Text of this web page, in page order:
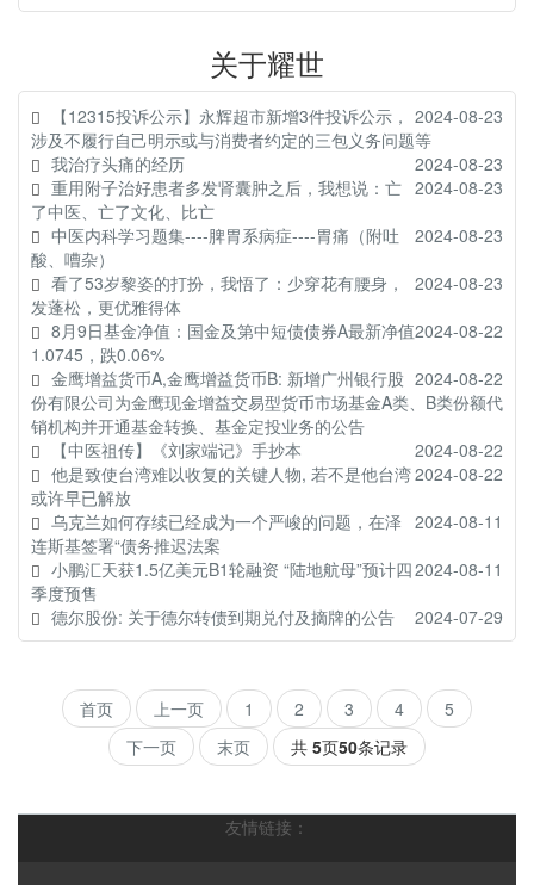
关于耀世
2024-08-23
【12315投诉公示】永辉超市新增3件投诉公示，
涉及不履行自己明示或与消费者约定的三包义务问题等
2024-08-23
我治疗头痛的经历
2024-08-23
重用附子治好患者多发肾囊肿之后，我想说：亡
了中医、亡了文化、比亡
2024-08-23
中医内科学习题集----脾胃系病症----胃痛（附吐
酸、嘈杂）
2024-08-23
看了53岁黎姿的打扮，我悟了：少穿花有腰身，
发蓬松，更优雅得体
2024-08-22
8月9日基金净值：国金及第中短债债券A最新净值
1.0745，跌0.06%
2024-08-22
金鹰增益货币A,金鹰增益货币B: 新增广州银行股
份有限公司为金鹰现金增益交易型货币市场基金A类、B类份额代
销机构并开通基金转换、基金定投业务的公告
2024-08-22
【中医祖传】《刘家端记》手抄本
2024-08-22
他是致使台湾难以收复的关键人物, 若不是他台湾
或许早已解放
2024-08-11
乌克兰如何存续已经成为一个严峻的问题，在泽
连斯基签署“债务推迟法案
2024-08-11
小鹏汇天获1.5亿美元B1轮融资 “陆地航母”预计四
季度预售
2024-07-29
德尔股份: 关于德尔转债到期兑付及摘牌的公告
首页 上一页 1 2 3 4
5
下一页
末页 共 5页50条记录
友情链接：